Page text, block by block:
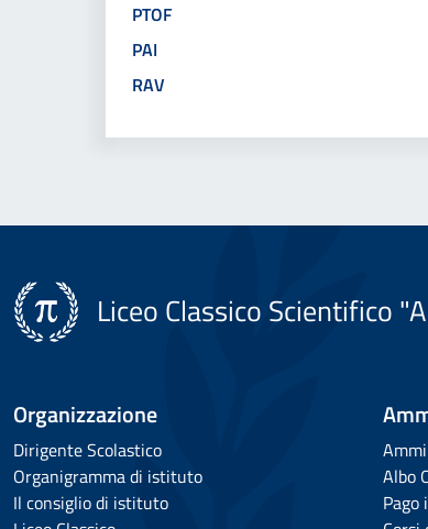
PTOF
PAI
RAV
Liceo Classico Scientifico
Organizzazione
Dirigente Scolastico
Organigramma di istituto
Il consiglio di istituto
Albo
Pago